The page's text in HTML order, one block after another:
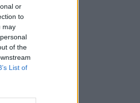
or
to
may
of the
List of